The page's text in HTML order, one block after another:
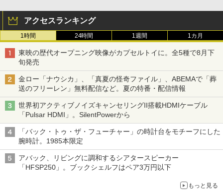
アクセスランキング
1時間 24時間 1週間 1カ月
東映の歴代オープニング映像がカプセルトイに。全5種で8月下
旬発売
金ロー「ナウシカ」、「真夏の怪奇ファイル」、ABEMAで「葬
送のフリーレン」無料配信など。夏の特番・配信情報
世界初アクティブノイズキャンセリングII搭載HDMIケーブル
「Pulsar HDMI」。SilentPowerから
「バック・トゥ・ザ・フューチャー」の時計台をモチーフにした
腕時計。1985本限定
アバック、リビングに調和するシアタースピーカー
「HFSP250」。ブックシェルフはペア3万円以下
もっと見る